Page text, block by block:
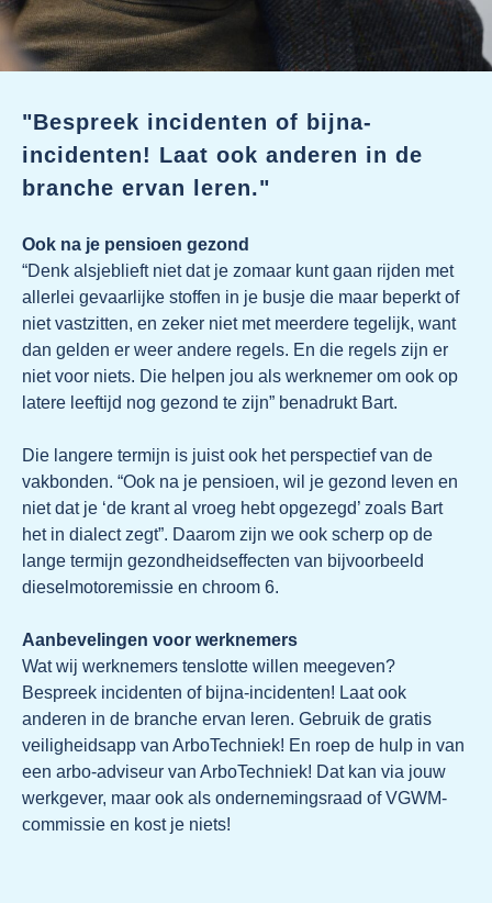
"Bespreek incidenten of bijna-
incidenten! Laat ook anderen in de
branche ervan leren."
Ook na je pensioen gezond
“Denk alsjeblieft niet dat je zomaar kunt gaan rijden met
allerlei gevaarlijke stoffen in je busje die maar beperkt of
niet vastzitten, en zeker niet met meerdere tegelijk, want
dan gelden er weer andere regels. En die regels zijn er
niet voor niets. Die helpen jou als werknemer om ook op
latere leeftijd nog gezond te zijn” benadrukt Bart.
Die langere termijn is juist ook het perspectief van de
vakbonden. “Ook na je pensioen, wil je gezond leven en
niet dat je ‘de krant al vroeg hebt opgezegd’ zoals Bart
het in dialect zegt”. Daarom zijn we ook scherp op de
lange termijn gezondheidseffecten van bijvoorbeeld
dieselmotoremissie en chroom 6.
Aanbevelingen voor werknemers
Wat wij werknemers tenslotte willen meegeven?
Bespreek incidenten of bijna-incidenten! Laat ook
anderen in de branche ervan leren. Gebruik de gratis
veiligheidsapp van ArboTechniek! En roep de hulp in van
een arbo-adviseur van ArboTechniek! Dat kan via jouw
werkgever, maar ook als ondernemingsraad of VGWM-
commissie en kost je niets!